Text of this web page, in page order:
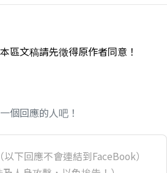
區文稿請先徵得原作者同意！
個回應的人吧！
（以下回應不會連結到FaceBook）